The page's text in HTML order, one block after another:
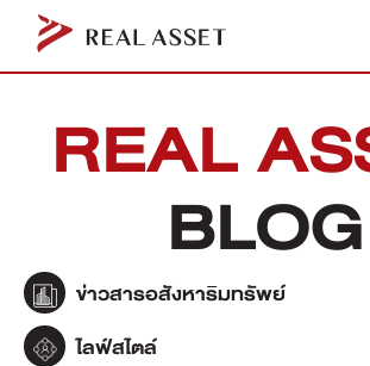
REAL
BLOG
ข่าวสารอสังหาริมทรัพย์
ไลฟ์สไตล์